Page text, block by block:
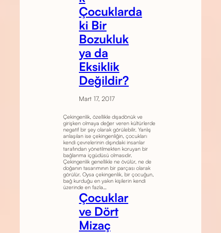
Çocuklarda
ki Bir
Bozukluk
ya da
Eksiklik
Değildir?
Mart 17, 2017
Çekingenlik, özellikle dışadönük ve
girişken olmaya değer veren kültürlerde
negatif bir şey olarak görülebilir. Yanlış
anlaşılan ise çekingenliğin, çocukları
kendi çevrelerinin dışındaki insanlar
tarafından yönetilmekten koruyan bir
bağlanma içgüdüsü olmasıdır.
Çekingenlik genellikle ne övülür, ne de
doğanın tasarımının bir parçası olarak
görülür. Oysa çekingenlik, bir çocuğun,
bağ kurduğu en yakın kişilerin kendi
üzerinde en fazla…
Çocuklar
ve Dört
Mizaç